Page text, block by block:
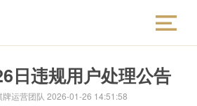
官方首页
日违规用户处理公告
牌运营团队 2026-01-26 14:51:58